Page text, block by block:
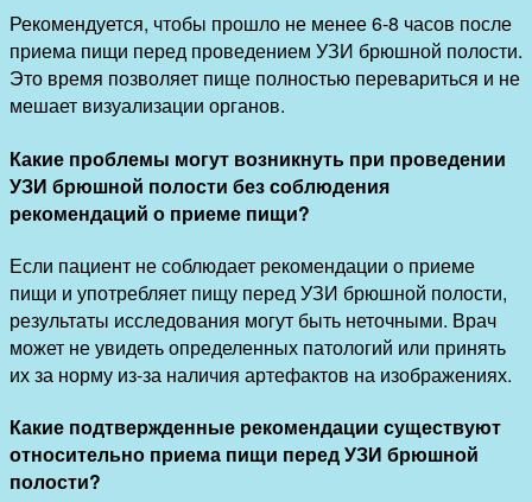
Рекомендуется, чтобы прошло не менее 6-8 часов после
приема пищи перед проведением УЗИ брюшной полости.
Это время позволяет пище полностью перевариться и не
мешает визуализации органов.
Какие проблемы могут возникнуть при проведении
УЗИ брюшной полости без соблюдения
рекомендаций о приеме пищи?
Если пациент не соблюдает рекомендации о приеме
пищи и употребляет пищу перед УЗИ брюшной полости,
результаты исследования могут быть неточными. Врач
может не увидеть определенных патологий или принять
их за норму из-за наличия артефактов на изображениях.
Какие подтвержденные рекомендации существуют
относительно приема пищи перед УЗИ брюшной
полости?